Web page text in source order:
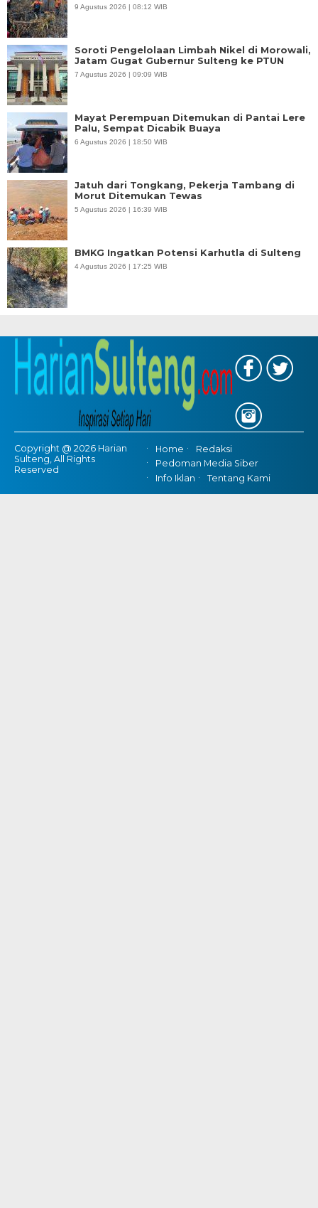
9 Agustus 2026 | 08:12 WIB
Soroti Pengelolaan Limbah Nikel di Morowali,
Jatam Gugat Gubernur Sulteng ke PTUN
7 Agustus 2026 | 09:09 WIB
Mayat Perempuan Ditemukan di Pantai Lere
Palu, Sempat Dicabik Buaya
6 Agustus 2026 | 18:50 WIB
Jatuh dari Tongkang, Pekerja Tambang di
Morut Ditemukan Tewas
5 Agustus 2026 | 16:39 WIB
BMKG Ingatkan Potensi Karhutla di Sulteng
4 Agustus 2026 | 17:25 WIB
Copyright @ 2026 Harian
Sulteng, All Rights
Reserved
Home
Redaksi
Pedoman Media Siber
Info Iklan
Tentang Kami